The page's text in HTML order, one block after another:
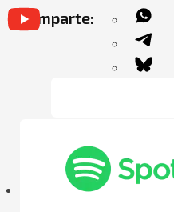
Comparte: